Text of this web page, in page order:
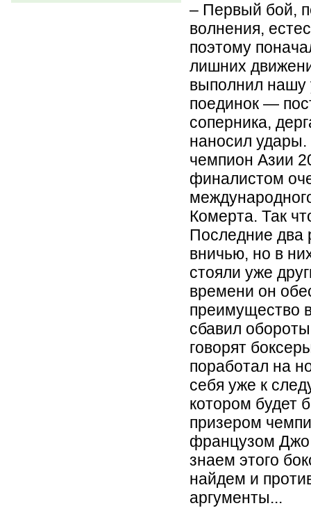
– Первый бой,
волнения,
поэтому
лишних
выполнил нашу
поединок —
соперника,
наносил
чемпион Азии
финалистом
Комерта. Так
Последние два
вничью, но в
стояли уже
времени он
преимущество
сбавил
говорят
поработал на
себя уже к
котором будет
призером
французом
знаем этого
найдем и
аргументы...